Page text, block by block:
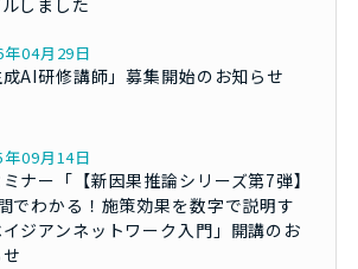
しました
年04月29日
成AI研修講師」募集開始のお知らせ
年09月14日
ナー「【新因果推論シリーズ第7弾】
でわかる！施策効果を数字で説明す
ジアンネットワーク入門」開講のお